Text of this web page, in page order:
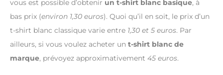
vous est possible d’obtenir un t-shirt blanc basique, à
bas prix (environ 1,30 euros). Quoi qu’il en soit, le prix d’un
t-shirt blanc classique varie entre 1,30 et 5 euros. Par
ailleurs, si vous voulez acheter un t-shirt blanc de
marque, prévoyez approximativement 45 euros.